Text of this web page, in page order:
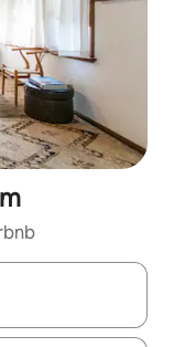
med upp- och